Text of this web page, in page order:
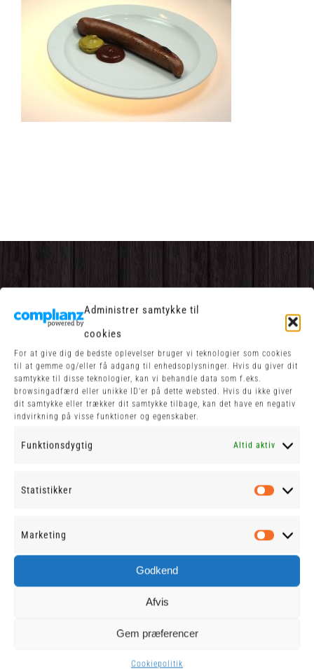
Administrer samtykke til
cookies
For at give dig de bedste oplevelser bruger vi teknologier som cookies
til at gemme og/eller få adgang til enhedsoplysninger. Hvis du giver dit
samtykke til disse teknologier, kan vi behandle data som f.eks.
browsingadfærd eller unikke ID'er på dette websted. Hvis du ikke giver
dit samtykke eller trækker dit samtykke tilbage, kan det have en negativ
indvirkning på visse funktioner og egenskaber.
Funktionsdygtig Altid aktiv
Statistikker
Marketing
Godkend
Afvis
Gem præferencer
Cookiepolitik
OM SKOVGRILLEN
Skovgrillen Ribe byder på kvalitet hver dag. Vi
servere med et smil.
direkte ud til hovedvejen.